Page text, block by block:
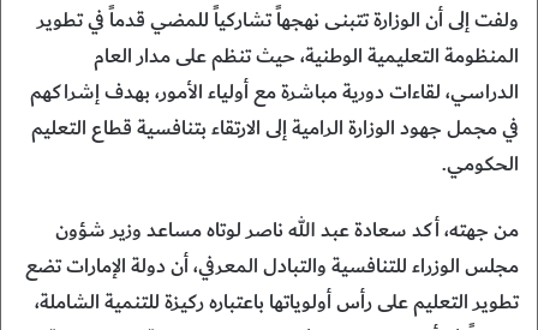
ولفت إلى أن الوزارة تتبنى نهجهاً تشاركياً للمضي قدماً في تطوير
المنظومة التعليمية الوطنية، حيث تنظم على مدار العام
الدراسي، لقاءات دورية مباشرة مع أولياء الأمور، بهدف إشراكهم
في مجمل جهود الوزارة الرامية إلى الارتقاء بتنافسية قطاع التعليم
الحكومي.
من جهته، أكد سعادة عبد الله ناصر لوتاه مساعد وزير شؤون
مجلس الوزراء للتنافسية والتبادل المعرفي، أن دولة الإمارات تضع
تطوير التعليم على رأس أولوياتها باعتباره ركيزة للتنمية الشاملة،